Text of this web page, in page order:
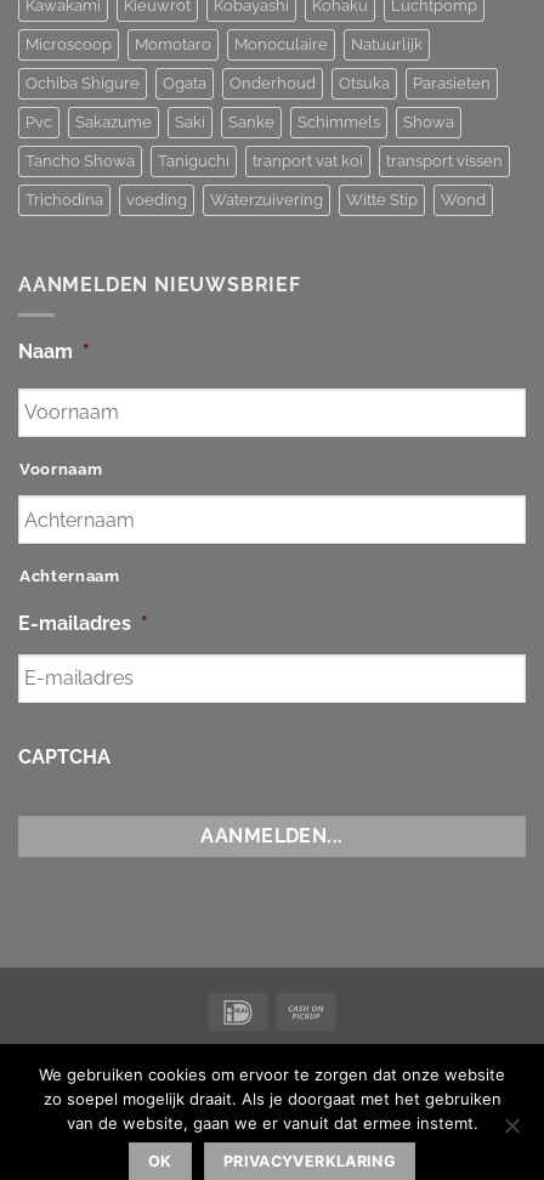
Kawakami Kieuwrot Kobayashi Kohaku Luchtpomp
Microscoop Momotaro Monoculaire Natuurlijk
Ochiba Shigure Ogata Onderhoud Otsuka Parasieten
Pvc Sakazume Saki Sanke Schimmels Showa
Tancho Showa Taniguchi tranport vat koi transport vissen
Trichodina voeding Waterzuivering Witte Stip Wond
AANMELDEN NIEUWSBRIEF
Naam *
Voornaam
Achternaam
E-mailadres *
CAPTCHA
IDeal
Pickup
Copyright 2026 ©Koi Maas & Waal| BTW-nummer
NL001873238B16 |
Made with ♥ by
MediaMen | Powered by
We gebruiken cookies om ervoor te zorgen dat onze website
zo soepel mogelijk draait. Als je doorgaat met het gebruiken
van de website, gaan we er vanuit dat ermee instemt.
OK PRIVACYVERKLARING